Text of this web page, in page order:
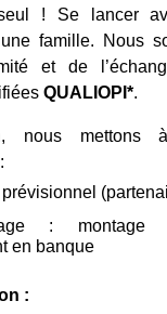
! Se lancer
famille. Nous
et de
QUALIOPI*.
, nous mettons
:
en banque
: